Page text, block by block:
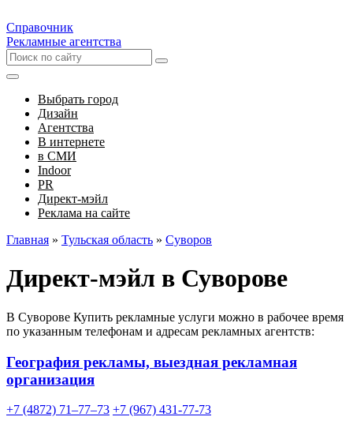
Справочник
Рекламные агентства
Выбрать город
Дизайн
Агентства
В интернете
в СМИ
Indoor
PR
Директ-мэйл
Реклама на сайте
Главная » Тульская область » Суворов
Директ-мэйл в Суворове
В Суворове Купить рекламные услуги можно в рабочее время
по указанным телефонам и адресам рекламных агентств:
География рекламы, выездная рекламная
организация
+7 (4872) 71‒77‒73 +7 (967) 431-77-73